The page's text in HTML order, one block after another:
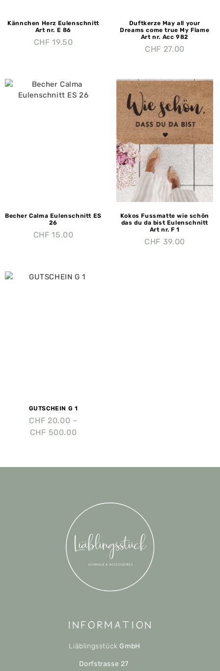
Kännchen Herz Eulenschnitt
Art nr. E 86
CHF 19.50
Duftkerze May all your
Dreams come true My Flame
Art nr. Acc 982
CHF 27.00
Becher Calma Eulenschnitt ES
26
CHF 15.00
Kokos Fussmatte wie schön
das du da bist Eulenschnitt
Art nr. F 1
CHF 39.00
GUTSCHEIN G 1
CHF 20.00 –
CHF 500.00
Information
Liäblingsstück GmbH
Dorfstrasse 27